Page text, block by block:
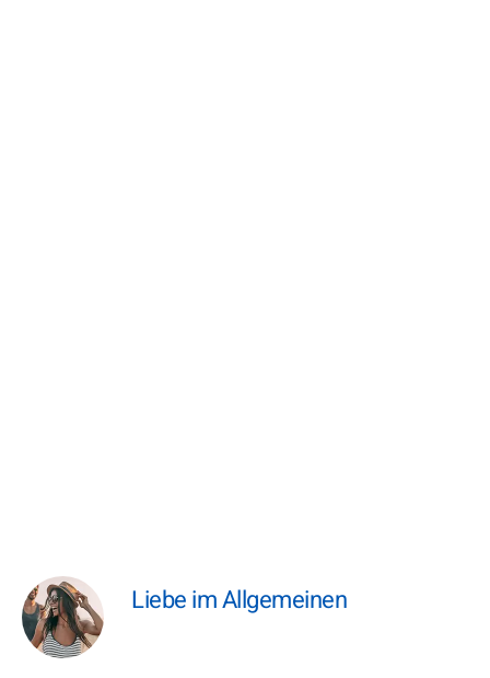
Liebe im Allgemeinen